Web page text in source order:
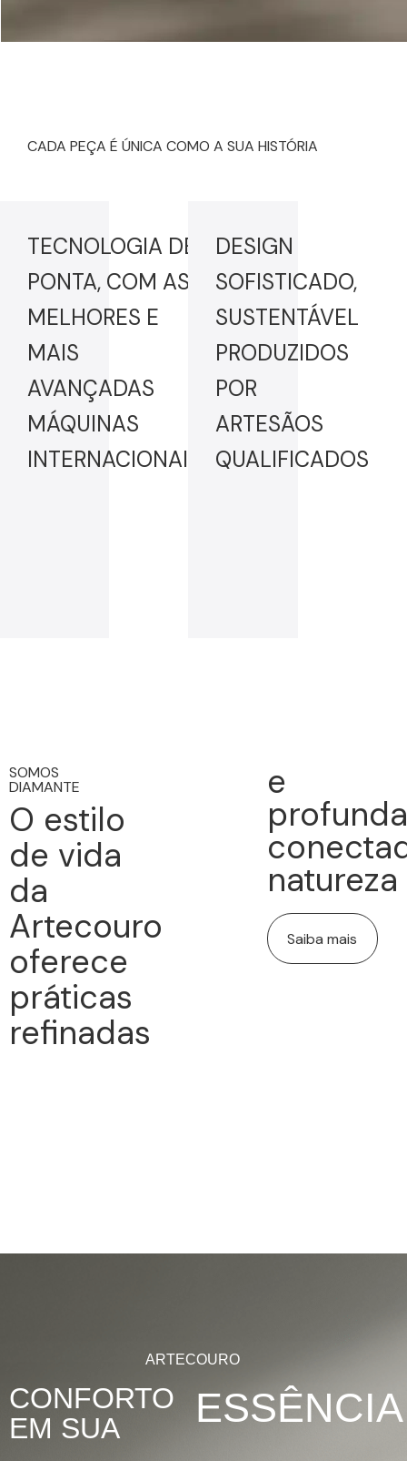
CADA PEÇA É ÚNICA COMO A SUA HISTÓRIA
TECNOLOGIA DE
PONTA, COM AS
MELHORES E
MAIS
AVANÇADAS
MÁQUINAS
INTERNACIONAIS
DESIGN
SOFISTICADO,
SUSTENTÁVEL
PRODUZIDOS
POR
ARTESÃOS
QUALIFICADOS
SOMOS
DIAMANTE
O estilo
de vida
da
Artecouro
oferece
práticas
refinadas
e
natureza
Saiba mais
ARTECOURO
CONFORTO
EM SUA
ESSÊNCIA